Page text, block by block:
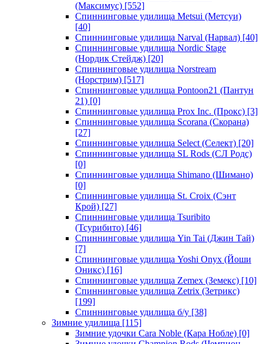
(Максимус) [552]
Спиннинговые удилища Metsui (Метсуи)
[40]
Спиннинговые удилища Narval (Нарвал) [40]
Спиннинговые удилища Nordic Stage
(Нордик Стейдж) [20]
Спиннинговые удилища Norstream
(Норстрим) [517]
Спиннинговые удилища Pontoon21 (Пантун
21) [0]
Спиннинговые удилища Prox Inc. (Прокс) [3]
Спиннинговые удилища Scorana (Скорана)
[27]
Спиннинговые удилища Select (Селект) [20]
Спиннинговые удилища SL Rods (СЛ Родс)
[0]
Спиннинговые удилища Shimano (Шимано)
[0]
Спиннинговые удилища St. Croix (Сэнт
Крой) [27]
Спиннинговые удилища Tsuribito
(Тсурибито) [46]
Спиннинговые удилища Yin Tai (Джин Тай)
[7]
Спиннинговые удилища Yoshi Onyx (Йоши
Оникс) [16]
Спиннинговые удилища Zemex (Земекс) [10]
Спиннинговые удилища Zetrix (Зетрикс)
[199]
Спиннинговые удилища б/у [38]
Зимние удилища [115]
Зимние удочки Cara Noble (Кара Нобле) [0]